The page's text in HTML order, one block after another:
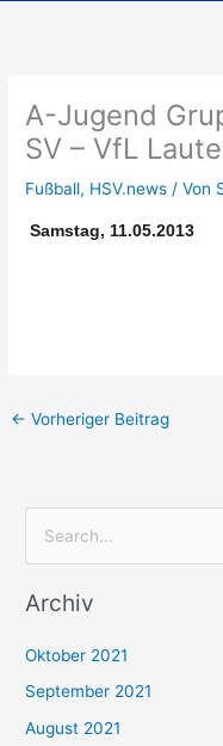
A-Jugend
SV – VfL
Fußball, HSV.news / Von
Samstag,
← Vorheriger Beitrag
c
n
n
Archiv
Oktober 2021
September 2021
August 2021